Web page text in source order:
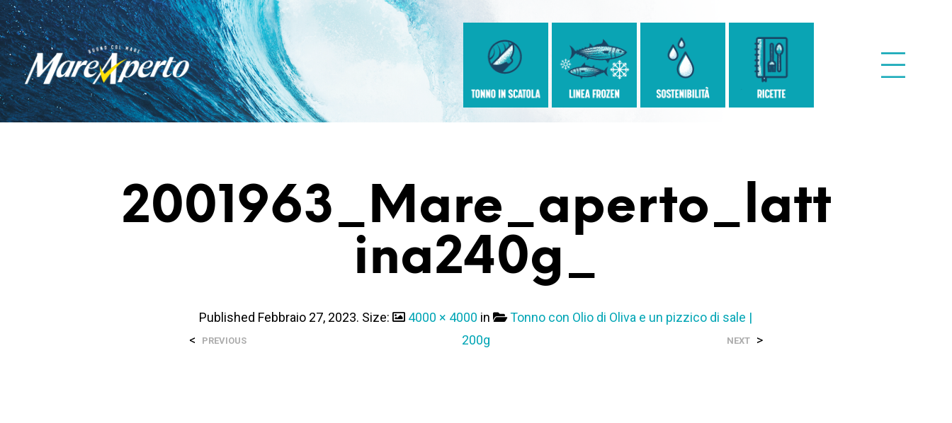
2001963_Mare_aperto_latt
Ina240g_
Published Febbraio 27, 2023. Size: 4000 × 4000 in
Tonno con Olio di Oliva e un pizzico di sale |
200g
< PREVIOUS NEXT >